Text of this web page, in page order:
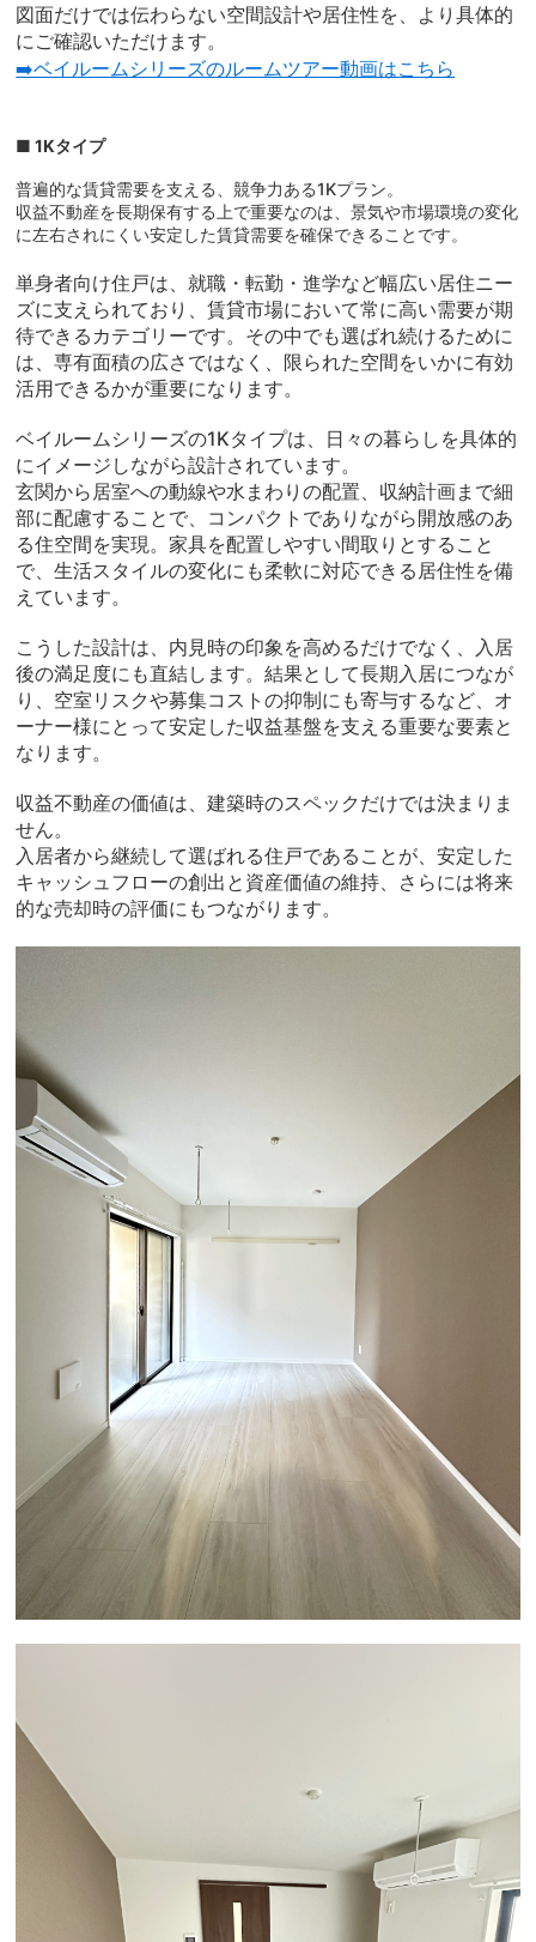
図面だけでは伝わらない空間設計や居住性を、より具体的
にご確認いただけます。
➡️ベイルームシリーズのルームツアー動画はこちら
■ 1Kタイプ
普遍的な賃貸需要を支える、競争力ある1Kプラン。
収益不動産を長期保有する上で重要なのは、景気や市場環境の変化
に左右されにくい安定した賃貸需要を確保できることです。
単身者向け住戸は、就職・転勤・進学など幅広い居住ニー
ズに支えられており、賃貸市場において常に高い需要が期
待できるカテゴリーです。その中でも選ばれ続けるために
は、専有面積の広さではなく、限られた空間をいかに有効
活用できるかが重要になります。
ベイルームシリーズの1Kタイプは、日々の暮らしを具体的
にイメージしながら設計されています。
玄関から居室への動線や水まわりの配置、収納計画まで細
部に配慮することで、コンパクトでありながら開放感のあ
る住空間を実現。家具を配置しやすい間取りとすること
で、生活スタイルの変化にも柔軟に対応できる居住性を備
えています。
こうした設計は、内見時の印象を高めるだけでなく、入居
後の満足度にも直結します。結果として長期入居につなが
り、空室リスクや募集コストの抑制にも寄与するなど、オ
ーナー様にとって安定した収益基盤を支える重要な要素と
なります。
収益不動産の価値は、建築時のスペックだけでは決まりま
せん。
入居者から継続して選ばれる住戸であることが、安定した
キャッシュフローの創出と資産価値の維持、さらには将来
的な売却時の評価にもつながります。